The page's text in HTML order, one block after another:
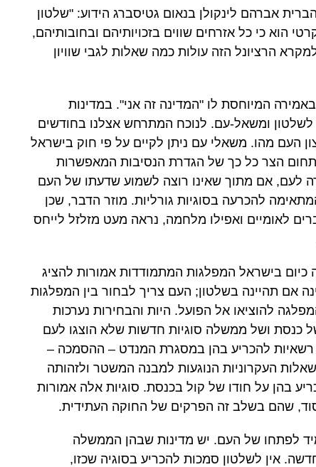
אברהם לינקולן בנאום גטיסברג הידוע: "שלטון
הוא כי כל אזרחים שווים בזכויותיהם ובחובותיהם,
הרציונל הזה עולות כמה שאלות לגבי שוויון
העם? לואי ה-14 פתר את הבעיה באמירה המיוחסת לו "המדינה זה אני". במדינות
לשלטון ומשאל-עם. לנוכח המתרחש אצלנו בחודשים
העם מהו. משאלי עם ניתן לקיים על פי חוק בישראל
הצר כל כך של הגדרת הנסיבות המאפשרות
לעם, אם מתוך שאינו רוצה לשמוע שדעתו של העם
להכרעה בסוגיות גורליות. מוזר הדבר, שכן
לאומיים ואפילו מלחמה, נראה מעט מזלזל לייחס
בישראל המפלגות המתמודדות אמורות להציג
אם תהיינה בשלטון; העם צריך לבחור בין המפלגות
להוציאו אל הפועל. היות והבחירות נערכות
כנסת ושל ממשלה סוגיות חדשות שלא הוצגו לעם
להכריע בהן במסגרת המנדט – ההסמכה –
העקרוניות הנוגעות למבנה המשטר ולזהותה
בהן על חודו של קול בכנסת. סוגיות אלה אמורות
שהם בשלב זה הפרקים של החוקה העתידית.
לפתחו של העם. יש מדינות שבהן הממשלה
אין לשלטון סמכות להכריע בסוגיה שכזו,